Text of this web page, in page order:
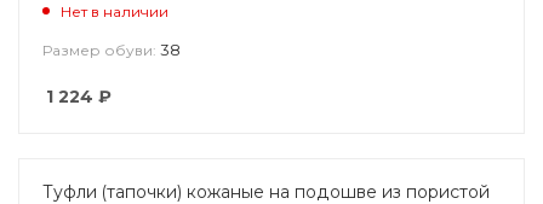
Нет в наличии
Размер обуви: 38
1 224 ₽
Туфли (тапочки) кожаные на подошве из пористой